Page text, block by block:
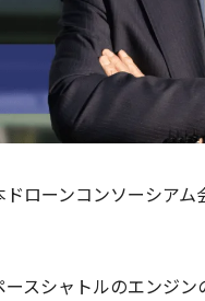
ローンコンソーシア
スシャトルのエンジン